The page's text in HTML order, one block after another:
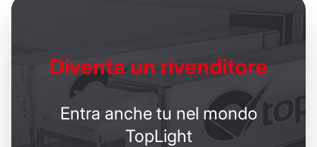
Diventa un rivenditore
Entra anche tu nel mondo
TopLight